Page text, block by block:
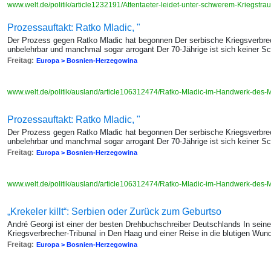
www.welt.de/politik/article1232191/Attentaeter-leidet-unter-schwerem-
Prozessauftakt: Ratko Mladic, "
Der Prozess gegen Ratko Mladic hat begonnen Der serbische
unbelehrbar und manchmal sogar arrogant Der 70-Jährige ist sich keiner
Freitag: Europa > Bosnien-Herzegowina
www.welt.de/politik/ausland/article106312474/Ratko-Mladic-im-Handwerk-des-
Prozessauftakt: Ratko Mladic, "
Der Prozess gegen Ratko Mladic hat begonnen Der serbische
unbelehrbar und manchmal sogar arrogant Der 70-Jährige ist sich keiner
Freitag: Europa > Bosnien-Herzegowina
www.welt.de/politik/ausland/article106312474/Ratko-Mladic-im-Handwerk-des-
„Krekeler killt“: Serbien oder Zurück zum Geburtso
André Georgi ist einer der besten Drehbuchschreiber Deutschlands In
Kriegsverbrecher-Tribunal in Den Haag und einer Reise in die blutigen
Freitag: Europa > Bosnien-Herzegowina